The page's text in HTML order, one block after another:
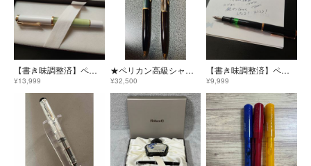
【書き味調整済】ペリカンM200 限定パステルグリーン EF 保証書あり 箱は送料別料金で対応可 万年筆
¥13,999
★ペリカン高級シャープペン2種
¥32,500
【書き味調整済】ペリカンM200 F 希少な無印ニブでしなります！
¥9,999